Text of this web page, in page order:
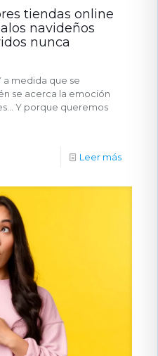
tiendas online
navideños
nunca
a medida que se
se acerca la emoción
Y porque queremos
Leer más